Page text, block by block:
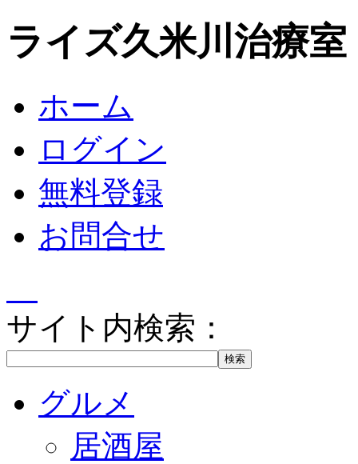
ライズ久米川治療
ホーム
ログイン
無料登録
お問合せ
サイト内検索：
グルメ
居酒屋